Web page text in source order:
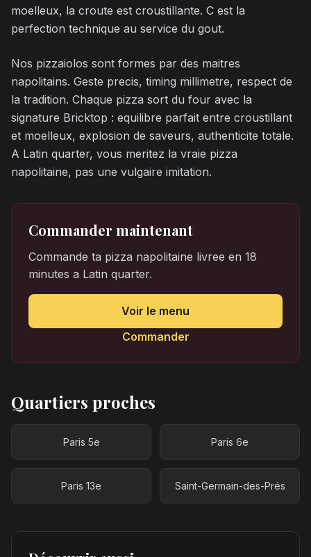
moelleux, la croute est croustillante. C est la
perfection technique au service du gout.
Nos pizzaiolos sont formes par des maitres
napolitains. Geste precis, timing millimetre, respect de
la tradition. Chaque pizza sort du four avec la
signature Bricktop : equilibre parfait entre croustillant
et moelleux, explosion de saveurs, authenticite totale.
A Latin quarter, vous meritez la vraie pizza
napolitaine, pas une vulgaire imitation.
Commander maintenant
Commande ta pizza napolitaine livree en 18
minutes a Latin quarter.
Voir le menu
Commander
Quartiers proches
Paris 5e Paris 6e
Paris 13e Saint-Germain-des-Prés